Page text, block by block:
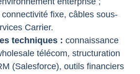
fixe, câbles sous-
Carrier.
techniques : connaissance
télécom, structuration
(Salesforce), outils financiers